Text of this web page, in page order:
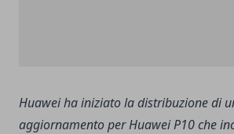
Huawei ha iniziato la distribuzione di
aggiornamento per Huawei P10 che